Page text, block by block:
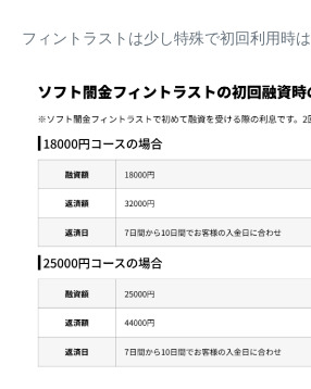
フィントラストは少し特殊で初回利用時は